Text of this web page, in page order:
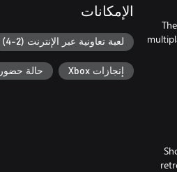
الإمكانات
لعبة تعاونية عبر الإنترنت (2-4)
إنجازات Xbox حالة حضور Xbox